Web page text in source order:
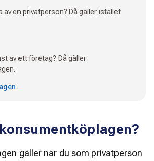
av en privatperson? Då gäller istället
av ett företag? Då gäller
gäller när du som privatperson